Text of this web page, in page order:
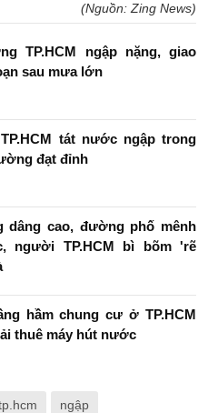
(Nguồn: Zing News)
TP.HCM ngập nặng, giao
sau mưa lớn
tát nước ngập trong
đạt đỉnh
dâng cao, đường phố mênh
người TP.HCM bì bõm 'rẽ
hầm chung cư ở TP.HCM
thuê máy hút nước
ngập